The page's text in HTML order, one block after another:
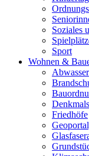
Soziales
Sport
Wohnen &
Abwasser
Friedhöfe